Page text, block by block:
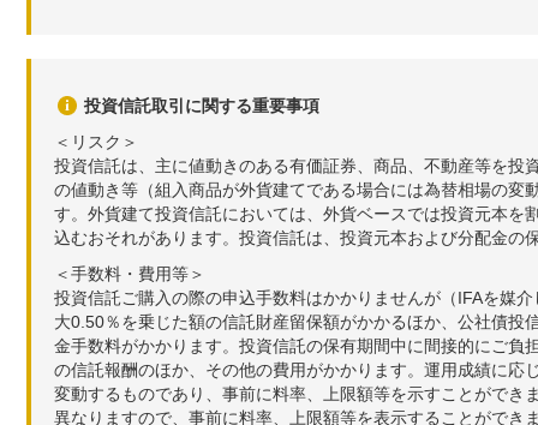
投資信託取引に関する重要事項
＜リスク＞
投資信託は、主に値動きのある有価証券、商品、不動産等を
の値動き等（組入商品が外貨建てである場合には為替相場の
す。外貨建て投資信託においては、外貨ベースでは投資元本
込むおそれがあります。投資信託は、投資元本および分配金の
＜手数料・費用等＞
投資信託ご購入の際の申込手数料はかかりませんが（IFAを媒
大0.50％を乗じた額の信託財産留保額がかかるほか、公社債
金手数料がかかります。投資信託の保有期間中に間接的にご
の信託報酬のほか、その他の費用がかかります。運用成績に
変動するものであり、事前に料率、上限額等を示すことがで
異なりますので、事前に料率、上限額等を表示することがで